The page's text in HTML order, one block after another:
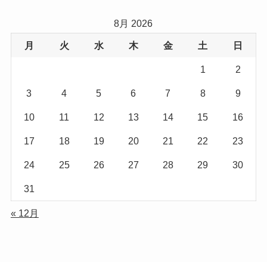
8月 2026
月 火 水 木 金 土 日
1 2
3 4 5 6 7 8 9
10 11 12 13 14 15 16
17 18 19 20 21 22 23
24 25 26 27 28 29 30
31
« 12月